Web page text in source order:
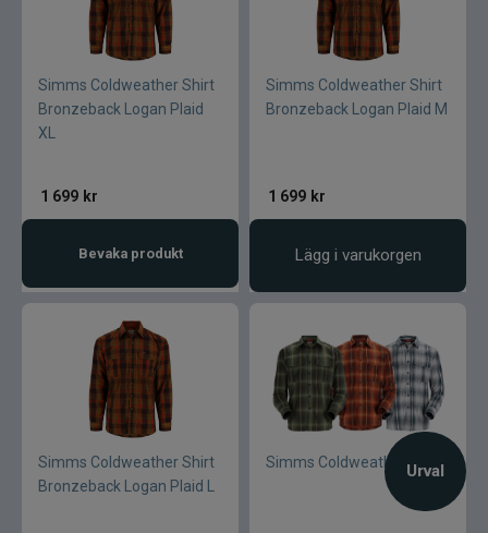
Urval
Simms Coldweather Shirt
Bronzeback Logan Plaid
XL
1 699 kr
Bevaka produkt
Simms Coldweather Shirt
Bronzeback Logan Plaid M
1 699 kr
Lägg i varukorgen
Simms Coldweather Shirt
Bronzeback Logan Plaid L
Simms Coldweather shirt